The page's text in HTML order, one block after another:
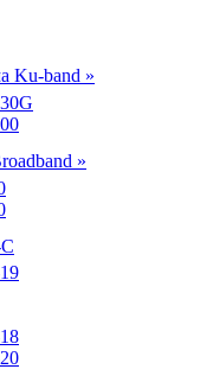
Ku-band »
»